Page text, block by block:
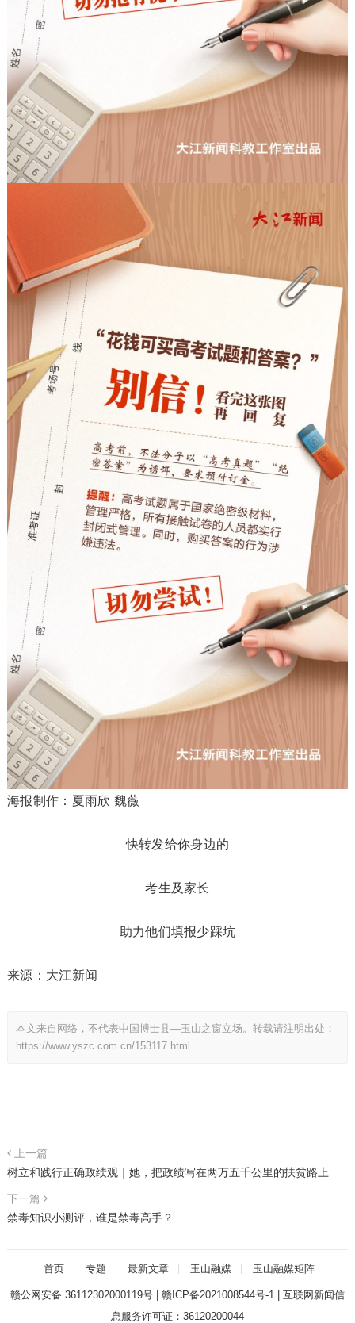
海报制作：夏雨欣 魏薇
快转发给你身边的
考生及家长
助力他们填报少踩坑
来源：大江新闻
本文来自网络，不代表中国博士县—玉山之窗立场。转载请注明出处：
https://www.yszc.com.cn/153117.html
上一篇
树立和践行正确政绩观｜她，把政绩写在两万五千公里的扶贫路上
下一篇
禁毒知识小测评，谁是禁毒高手？
首页 专题 最新文章 玉山融媒 玉山融媒矩阵
赣公网安备 36112302000119号| 赣ICP备2021008544号-1| 互联网新闻信
息服务许可证：36120200044